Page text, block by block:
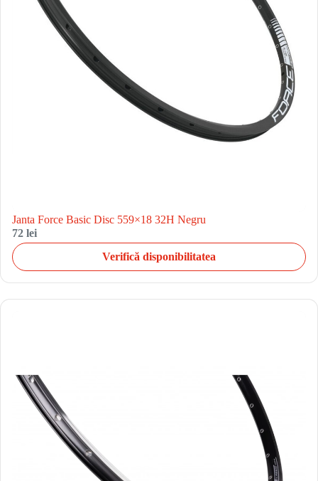
Janta Force Basic Disc 559×18 32H Negru
72 lei
Verifică disponibilitatea